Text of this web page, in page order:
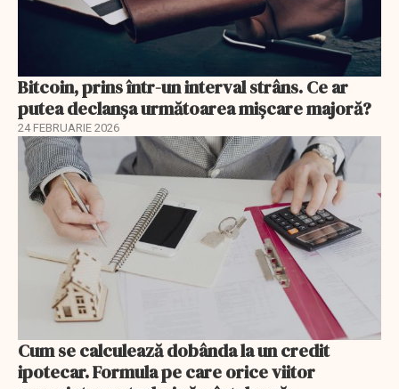
Bitcoin, prins într-un interval strâns. Ce ar
putea declanșa următoarea mișcare majoră?
24 FEBRUARIE 2026
Cum se calculează dobânda la un credit
ipotecar. Formula pe care orice viitor